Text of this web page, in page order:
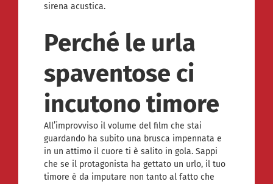
sirena acustica.
Perché le urla
spaventose ci
incutono timore
All’improvviso il volume del film che stai
guardando ha subito una brusca impennata e
in un attimo il cuore ti è salito in gola. Sappi
che se il protagonista ha gettato un urlo, il tuo
timore è da imputare non tanto al fatto che